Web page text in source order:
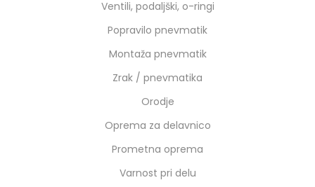
Ventili, podaljški, o-ringi
Popravilo pnevmatik
Montaža pnevmatik
Zrak / pnevmatika
Orodje
Oprema za delavnico
Prometna oprema
Varnost pri delu